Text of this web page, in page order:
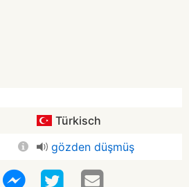
Türkisch
gözden düşmüş